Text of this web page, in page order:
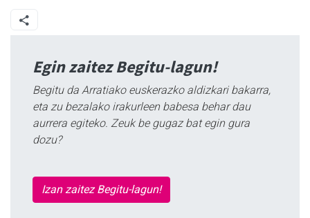
Egin zaitez Begitu-lagun!
Begitu da Arratiako euskerazko aldizkari bakarra,
eta zu bezalako irakurleen babesa behar dau
aurrera egiteko. Zeuk be gugaz bat egin gura
dozu?
Izan zaitez Begitu-lagun!